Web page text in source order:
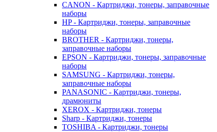
CANON - Картриджи, тонеры, заправочные
наборы
HP - Картриджи, тонеры, заправочные
наборы
BROTHER - Картриджи, тонеры,
заправочные наборы
EPSON - Картриджи, тонеры, заправочные
наборы
SAMSUNG - Картриджи, тонеры,
заправочные наборы
PANASONIC - Картриджи, тонеры,
драмюниты
XEROX - Картриджи, тонеры
Sharp - Картриджи, тонеры
TOSHIBA - Картриджи, тонеры